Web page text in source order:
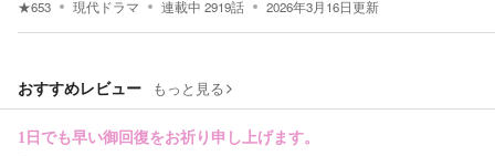
★653 現代ドラマ 連載中 2919話 2026年3月16日更新
おすすめレビュー もっと見る
1日でも早い御回復をお祈り申し上げます。